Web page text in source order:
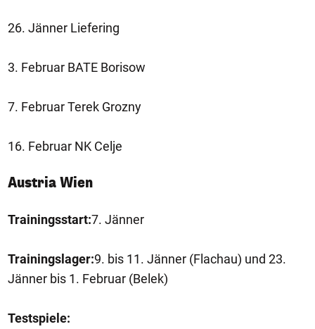
26. Jänner Liefering
3. Februar BATE Borisow
7. Februar Terek Grozny
16. Februar NK Celje
Austria Wien
Trainingsstart:7. Jänner
Trainingslager:9. bis 11. Jänner (Flachau) und 23.
Jänner bis 1. Februar (Belek)
Testspiele: